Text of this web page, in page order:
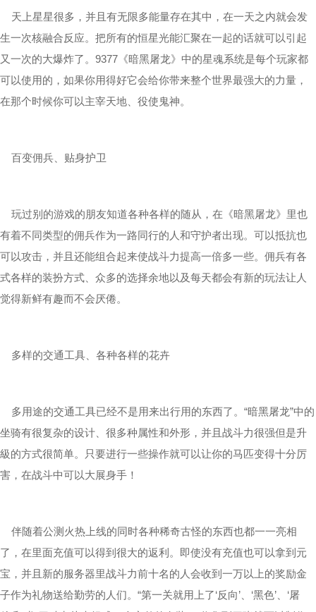
天上星星很多，并且有无限多能量存在其中，在一天之内就会发
生一次核融合反应。把所有的恒星光能汇聚在一起的话就可以引起
又一次的大爆炸了。9377《暗黑屠龙》中的星魂系统是每个玩家都
可以使用的，如果你用得好它会给你带来整个世界最强大的力量，
在那个时候你可以主宰天地、役使鬼神。
百变佣兵、贴身护卫
玩过别的游戏的朋友知道各种各样的随从，在《暗黑屠龙》里也
有着不同类型的佣兵作为一路同行的人和守护者出现。可以抵抗也
可以攻击，并且还能组合起来使战斗力提高一倍多一些。佣兵有各
式各样的装扮方式、众多的选择余地以及每天都会有新的玩法让人
觉得新鲜有趣而不会厌倦。
多样的交通工具、各种各样的花卉
多用途的交通工具已经不是用来出行用的东西了。“暗黑屠龙”中的
坐骑有很复杂的设计、很多种属性和外形，并且战斗力很强但是升
級的方式很简单。只要进行一些操作就可以让你的马匹变得十分厉
害，在战斗中可以大展身手！
伴随着公测火热上线的同时各种稀奇古怪的东西也都一一亮相
了，在里面充值可以得到很大的返利。即使没有充值也可以拿到元
宝，并且新的服务器里战斗力前十名的人会收到一万以上的奖励金
子作为礼物送给勤劳的人们。“第一关就用上了‘反向’、‘黑色’、‘屠